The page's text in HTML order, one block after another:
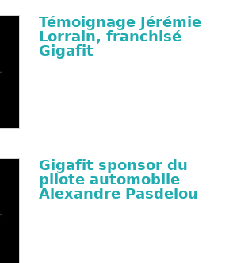
Témoignage Jérémie
Lorrain, franchisé
Gigafit
Gigafit sponsor du
pilote automobile
Alexandre Pasdelou